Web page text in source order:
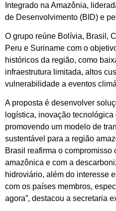
Integrado na Amazônia,
de Desenvolvimento (BID) e
O grupo reúne Bolívia, Brasil,
Peru e Suriname com o
históricos da região, como
infraestrutura limitada, altos
vulnerabilidade a eventos
A proposta é desenvolver
logística, inovação
promovendo um modelo de
sustentável para a região
Brasil reafirma o compromisso
amazônica e com a
hidroviário, além do interesse
com os países membros,
agora”, destacou a secretaria